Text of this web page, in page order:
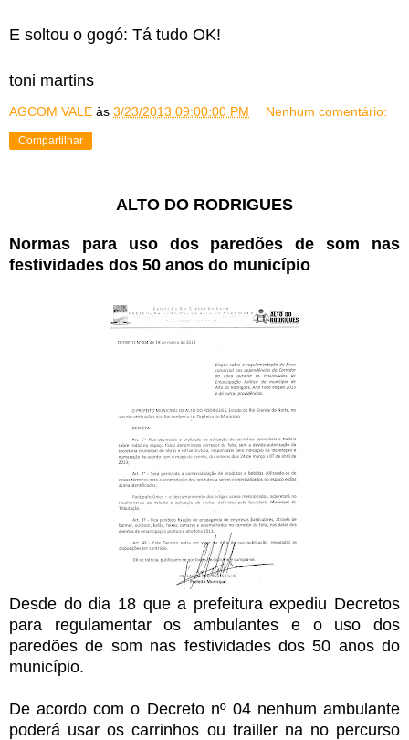
E soltou o gogó: Tá tudo OK!
toni martins
AGCOM VALE às 3/23/2013 09:00:00 PM Nenhum comentário:
Compartilhar
ALTO DO RODRIGUES
Normas para uso dos paredões de som nas
festividades dos 50 anos do município
Desde do dia 18 que a prefeitura expediu Decretos
para regulamentar os ambulantes e o uso dos
paredões de som nas festividades dos 50 anos do
município.
De acordo com o Decreto nº 04 nenhum ambulante
poderá usar os carrinhos ou trailler na no percurso